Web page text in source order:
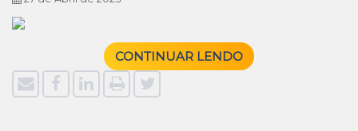
CONTINUAR LENDO